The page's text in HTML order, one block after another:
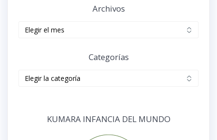
Archivos
Categorías
KUMARA INFANCIA DEL MUNDO